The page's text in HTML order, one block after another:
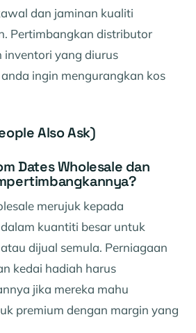
dan jaminan kualiti
Pertimbangkan distributor
yang diurus
ingin mengurangkan kos
Also Ask)
Dates Wholesale dan
merujuk kepada
kuantiti besar untuk
dijual semula. Perniagaan
kedai hadiah harus
jika mereka mahu
premium dengan margin yang